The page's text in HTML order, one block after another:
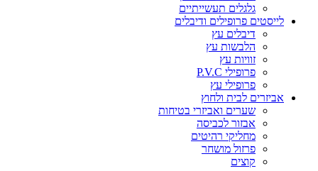
גלגלים תעשייתיים
לייסטים פרופילים ודיבלים
דיבלים עץ
הלבשות עץ
זוויות עץ
פרופילי P.V.C
פרופילי עץ
אביזרים לבית ולחוץ
שערים ואביזרי בטיחות
אבזור לכביסה
מחליקי רהיטים
פרזול מושחר
קוצים